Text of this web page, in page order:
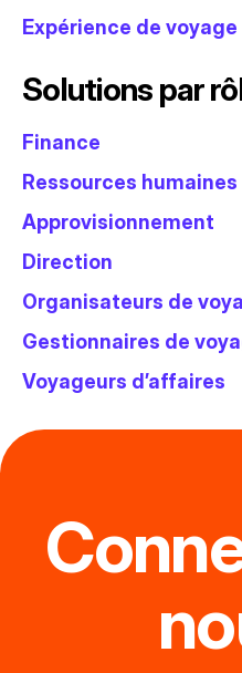
Expérience de voyage
Solutions par
Finance
Ressources humaines
Approvisionnement
Direction
Organisateurs de
Gestionnaires de
Voyageurs d’affaires